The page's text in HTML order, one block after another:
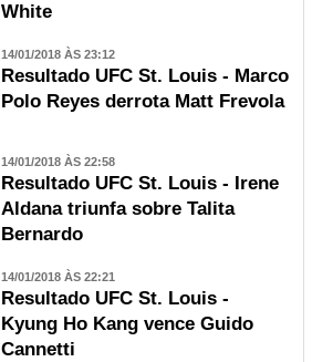
White
14/01/2018 ÀS 23:12
Resultado UFC St. Louis - Marco
Polo Reyes derrota Matt Frevola
14/01/2018 ÀS 22:58
Resultado UFC St. Louis - Irene
Aldana triunfa sobre Talita
Bernardo
14/01/2018 ÀS 22:21
Resultado UFC St. Louis -
Kyung Ho Kang vence Guido
Cannetti